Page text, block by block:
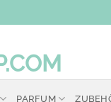
PARFUM